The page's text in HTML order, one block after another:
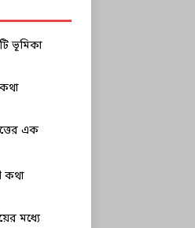
ভূমিকা
এক
কথা
মধ্যে